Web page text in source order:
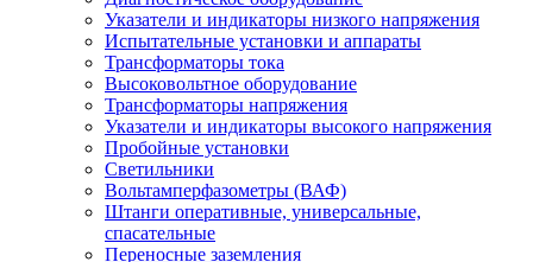
Указатели и индикаторы низкого напряжения
Испытательные установки и аппараты
Трансформаторы тока
Высоковольтное оборудование
Трансформаторы напряжения
Указатели и индикаторы высокого напряжения
Пробойные установки
Светильники
Вольтамперфазометры (ВАФ)
Штанги оперативные, универсальные,
спасательные
Переносные заземления